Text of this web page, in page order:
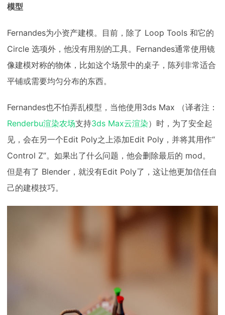
模型
Fernandes为小资产建模。目前，除了 Loop Tools 和它的
Circle 选项外，他没有用别的工具。Fernandes通常使用镜
像建模对称的物体，比如这个场景中的桌子，陈列非常适合
平铺或需要均匀分布的东西。
Fernandes也不怕弄乱模型，当他使用3ds Max （译者注：
Renderbu渲染农场支持3ds Max云渲染）时，为了安全起
见，会在另一个Edit Poly之上添加Edit Poly，并将其用作“
Control Z”。如果出了什么问题，他会删除最后的 mod。
但是有了 Blender，就没有Edit Poly了，这让他更加信任自
己的建模技巧。